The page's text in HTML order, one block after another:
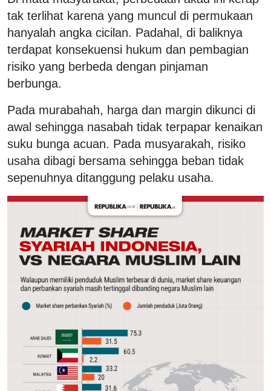
tak terlihat karena yang muncul di permukaan
hanyalah angka cicilan. Padahal, di baliknya
terdapat konsekuensi hukum dan pembagian
risiko yang berbeda dengan pinjaman
berbunga.
Pada murabahah, harga dan margin dikunci di
awal sehingga nasabah tidak terpapar kenaikan
suku bunga acuan. Pada musyarakah, risiko
usaha dibagi bersama sehingga beban tidak
sepenuhnya ditanggung pelaku usaha.